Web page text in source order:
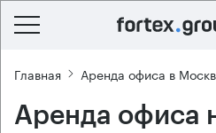
Главная Аренда офиса в
Аренда офиса